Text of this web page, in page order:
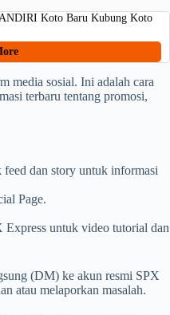
Koto Baru Kubung Koto
media sosial. Ini adalah cara
terbaru tentang promosi,
feed dan story untuk informasi
Page.
Express untuk video tutorial dan
(DM) ke akun resmi SPX
atau melaporkan masalah.